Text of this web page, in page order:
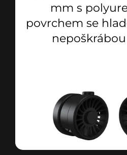
mm s
povrchem se